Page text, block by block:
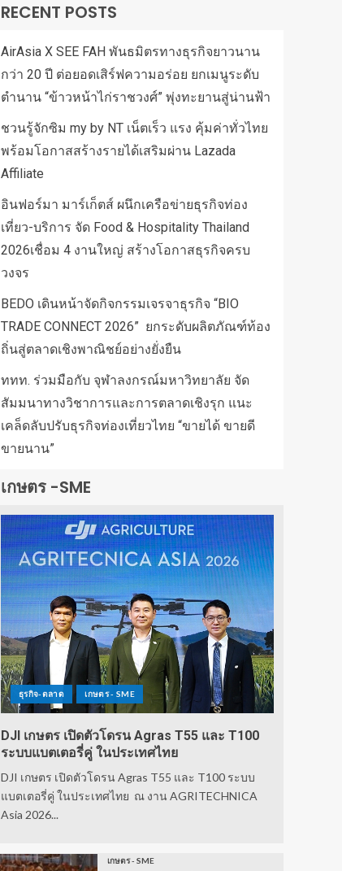
RECENT POSTS
AirAsia X SEE FAH พันธมิตรทางธุรกิจยาวนาน
กว่า 20 ปี ต่อยอดเสิร์ฟความอร่อย ยกเมนูระดับ
ตำนาน “ข้าวหน้าไก่ราชวงศ์” พุ่งทะยานสู่น่านฟ้า
ชวนรู้จักซิม my by NT เน็ตเร็ว แรง คุ้มค่าทั่วไทย
พร้อมโอกาสสร้างรายได้เสริมผ่าน Lazada
Affiliate
อินฟอร์มา มาร์เก็ตส์ ผนึกเครือข่ายธุรกิจท่อง
เที่ยว-บริการ จัด Food & Hospitality Thailand
2026เชื่อม 4 งานใหญ่ สร้างโอกาสธุรกิจครบ
วงจร
BEDO เดินหน้าจัดกิจกรรมเจรจาธุรกิจ “BIO
TRADE CONNECT 2026” ยกระดับผลิตภัณฑ์ท้อง
ถิ่นสู่ตลาดเชิงพาณิชย์อย่างยั่งยืน
ททท. ร่วมมือกับ จุฬาลงกรณ์มหาวิทยาลัย จัด
สัมมนาทางวิชาการและการตลาดเชิงรุก แนะ
เคล็ดลับปรับธุรกิจท่องเที่ยวไทย “ขายได้ ขายดี
ขายนาน”
เกษตร -SME
ธุรกิจ-ตลาด เกษตร - SME
DJI เกษตร เปิดตัวโดรน Agras T55 และ T100
ระบบแบตเตอรี่คู่ ในประเทศไทย
DJI เกษตร เปิดตัวโดรน Agras T55 และ T100 ระบบ
แบตเตอรี่คู่ ในประเทศไทย ณ งาน AGRITECHNICA
Asia 2026...
เกษตร - SME